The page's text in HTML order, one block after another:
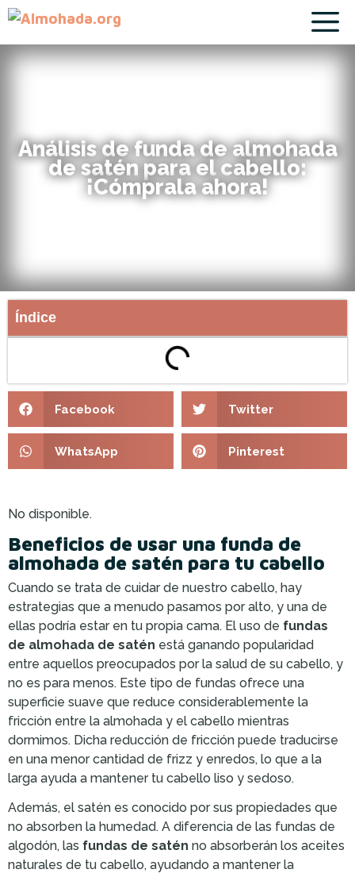
Análisis de funda de almohada
de satén para el cabello:
¡Cómprala ahora!
Índice
Facebook Twitter
WhatsApp Pinterest
No disponible.
Beneficios de usar una funda de
almohada de satén para tu cabello
Cuando se trata de cuidar de nuestro cabello, hay
estrategias que a menudo pasamos por alto, y una de
ellas podría estar en tu propia cama. El uso de fundas
de almohada de satén está ganando popularidad
entre aquellos preocupados por la salud de su cabello, y
no es para menos. Este tipo de fundas ofrece una
superficie suave que reduce considerablemente la
fricción entre la almohada y el cabello mientras
dormimos. Dicha reducción de fricción puede traducirse
en una menor cantidad de frizz y enredos, lo que a la
larga ayuda a mantener tu cabello liso y sedoso.
Además, el satén es conocido por sus propiedades que
no absorben la humedad. A diferencia de las fundas de
algodón, las fundas de satén no absorberán los aceites
naturales de tu cabello, ayudando a mantener la